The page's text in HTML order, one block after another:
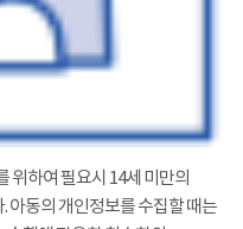
위하여 필요시 14세 미만의
아동의 개인정보를 수집할 때는